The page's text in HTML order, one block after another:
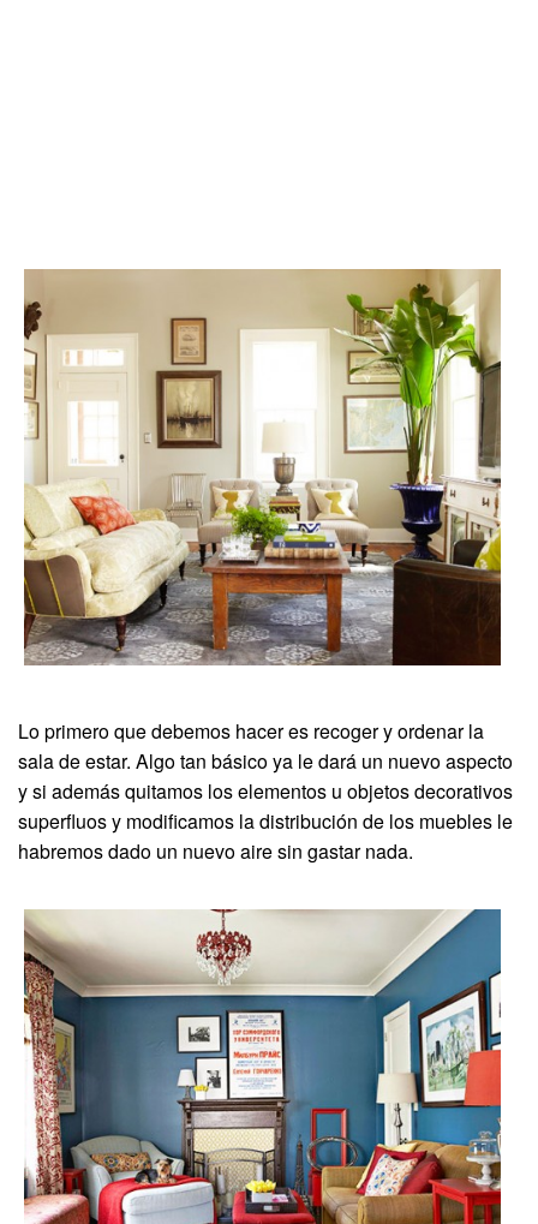
Lo primero que debemos hacer es recoger y ordenar la
sala de estar. Algo tan básico ya le dará un nuevo aspecto
y si además quitamos los elementos u objetos decorativos
superfluos y modificamos la distribución de los muebles le
habremos dado un nuevo aire sin gastar nada.